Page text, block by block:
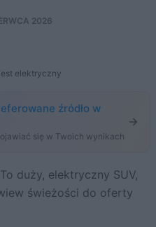
2026
elektryczny
źródło w
się w Twoich wynikach
świeżości do oferty